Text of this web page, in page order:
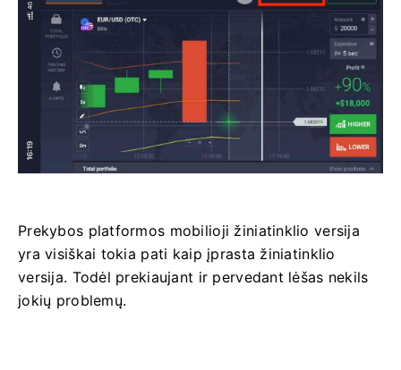
Prekybos platformos mobilioji žiniatinklio versija
yra visiškai tokia pati kaip įprasta žiniatinklio
versija. Todėl prekiaujant ir pervedant lėšas nekils
jokių problemų.